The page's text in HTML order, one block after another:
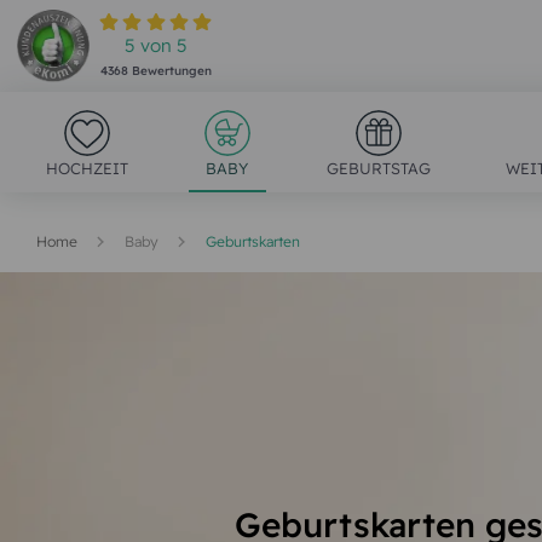
5 von 5
4368Bewertungen
HOCHZEIT BABY GEBURTSTAG
Home Baby Geburtskarten
Geburtskarten